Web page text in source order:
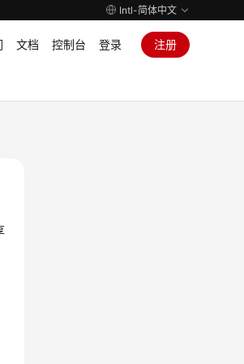
Intl-简体中文
文档 控制台 登录 注册